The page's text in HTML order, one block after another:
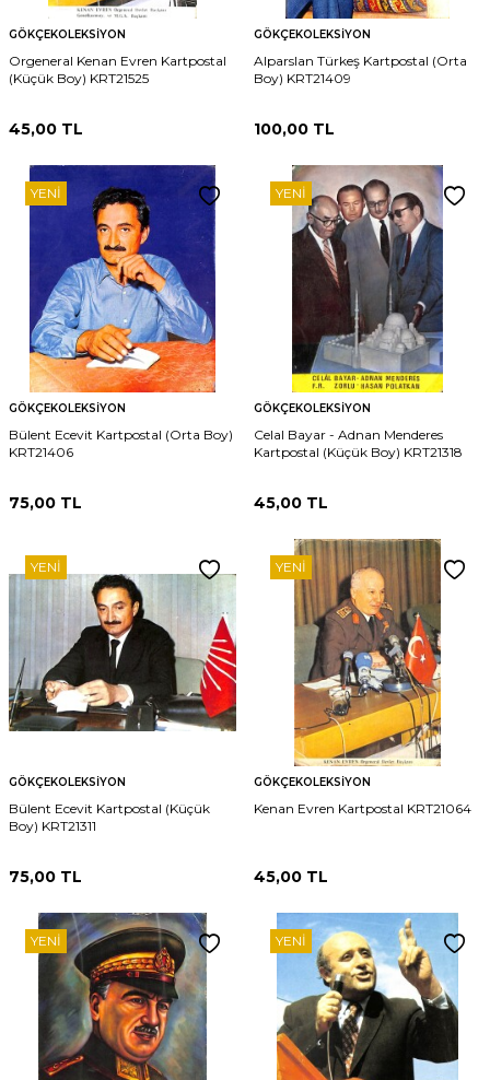
GÖKÇEKOLEKSIYON
Orgeneral Kenan Evren Kartpostal
(Küçük Boy) KRT21525
45,00 TL
GÖKÇEKOLEKSIYON
Alparslan Türkeş Kartpostal (Orta
Boy) KRT21409
100,00 TL
YENI
GÖKÇEKOLEKSIYON
Bülent Ecevit Kartpostal (Orta Boy)
KRT21406
75,00 TL
YENI
GÖKÇEKOLEKSIYON
Celal Bayar - Adnan Menderes
Kartpostal (Küçük Boy) KRT21318
45,00 TL
YENI
GÖKÇEKOLEKSIYON
Bülent Ecevit Kartpostal (Küçük
Boy) KRT21311
75,00 TL
YENI
GÖKÇEKOLEKSIYON
Kenan Evren Kartpostal KRT21064
45,00 TL
YENI YENI